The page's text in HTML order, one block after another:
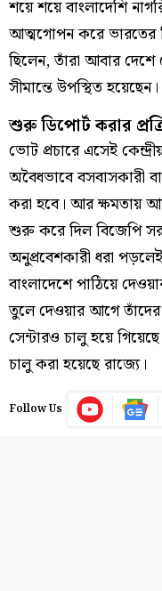
শয়ে শয়ে বাংলাদেশি
আত্মগোপন করে ভারতের
ছিলেন, তাঁরা আবার
সীমান্তে উপস্থিত হয়েছেন।
শুরু ডিপোর্ট করার
ভোট প্রচারে এসেই কেন্দ্রীয়
অবৈধভাবে বসবাসকারী
করা হবে। আর ক্ষমতায়
শুরু করে দিল বিজেপি
অনুপ্রবেশকারী ধরা
বাংলাদেশে পাঠিয়ে
তুলে দেওয়ার আগে
সেন্টারও চালু হয়ে
চালু করা হয়েছে রাজ্যে।
Follow Us